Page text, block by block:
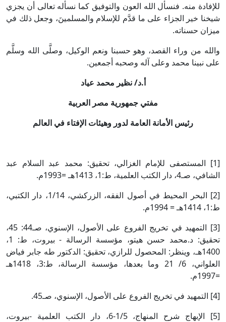
للإفادة منه. فنسأل الله العون والتوفيق كما نسأله تعالى أن يجزي
شيخنا خير الجزاء على ما قدَّم للإسلام والمسلمينَ، وجعل ذلك في
ميزان حسناته.
والله من وراء القصد، وهو حسبنا ونعم الوكيل، وصلَّى الله وسلَّم
على نبينا محمد وعلى آله وصحبه أجمعين.
أ.د/ نظير محمد عياد
مفتي جمهورية مصر العربية
رئيس الأمانة العامة لدور وهيئات الإفتاء في العالم
[1] المستصفى للإمام الغزالي، تحقيق: محمد عبد السلام عبد
الشافي، صـ4، دار الكتب العلمية، ط:1، 1413هـ =1993م.
[2] البحر المحيط في أصول الفقه، الزركشي، 1/14، دار الكتبي،
ط:1، 1414هـ = 1994م.
[3] التمهيد في تخريج الفروع على الأصول، الإسنوي، صـ44: 45،
1400هـ، وينظر: المحصول للرازي، تحقيق: الدكتور طه جابر فياض
العلواني، 6/ 21 وما بعدها، مؤسسة الرسالة، ط:3، 1418هـ
[5] الإبهاج شرح المنهاج، 1/5-6، دار الكتب العلمية -بيروت،